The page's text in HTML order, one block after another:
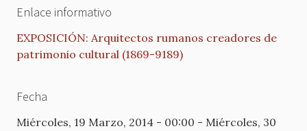
Enlace informativo
EXPOSICIÓN: Arquitectos rumanos creadores de
patrimonio cultural (1869-9189)
Fecha
Miércoles, 19 Marzo, 2014 - 00:00 - Miércoles, 30